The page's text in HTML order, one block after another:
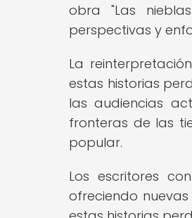
obra "Las
perspectivas y
La
estas historias
las audiencias
fronteras de las
popular.
Los escritores
ofreciendo